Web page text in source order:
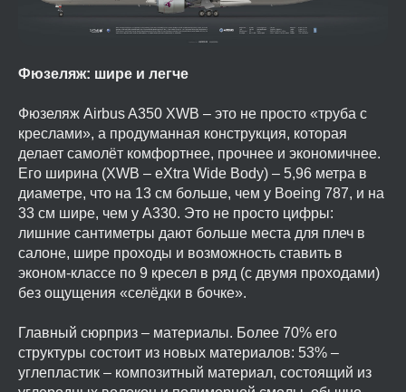
Фюзеляж: шире и легче
Фюзеляж Airbus A350 XWB – это не просто «труба с
креслами», а продуманная конструкция, которая
делает самолёт комфортнее, прочнее и экономичнее.
Его ширина (XWB – eXtra Wide Body) – 5,96 метра в
диаметре, что на 13 см больше, чем у Boeing 787, и на
33 см шире, чем у A330. Это не просто цифры:
лишние сантиметры дают больше места для плеч в
салоне, шире проходы и возможность ставить в
эконом-классе по 9 кресел в ряд (с двумя проходами)
без ощущения «селёдки в бочке».
Главный сюрприз – материалы. Более 70% его
структуры состоит из новых материалов: 53% –
углепластик – композитный материал, состоящий из